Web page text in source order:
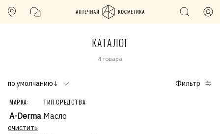
КАТАЛОГ
4 товара
по умолчанию↓ Фильтр
МАРКА:
A-Derma
ТИП СРЕДСТВА:
Масло
очистить